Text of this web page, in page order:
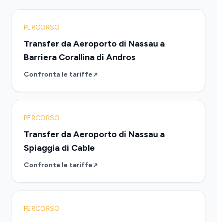
PERCORSO
Transfer da Aeroporto di Nassau a
Barriera Corallina di Andros
Confronta le tariffe
PERCORSO
Transfer da Aeroporto di Nassau a
Spiaggia di Cable
Confronta le tariffe
PERCORSO